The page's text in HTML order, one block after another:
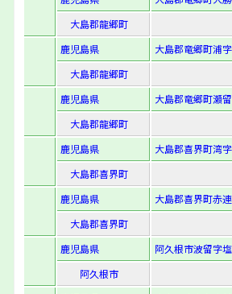
大島郡龍郷町
鹿児島県
大島郡竜郷町浦
大島郡龍郷町
鹿児島県
大島郡竜郷町瀬
大島郡龍郷町
鹿児島県
大島郡喜界町湾
大島郡喜界町
鹿児島県
大島郡喜界町赤
大島郡喜界町
鹿児島県
阿久根市波留字
阿久根市